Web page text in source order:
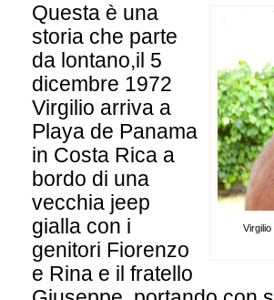
Questa è una
storia che parte
da lontano,il 5
dicembre 1972
Virgilio arriva a
Playa de Panama
in Costa Rica a
bordo di una
vecchia jeep
gialla con i
genitori Fiorenzo
e Rina e il fratello